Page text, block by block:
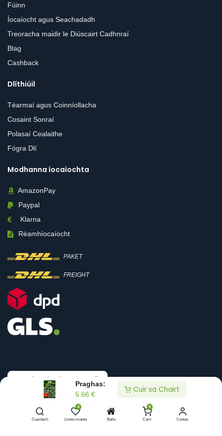
Praghas:
5.66 €
Cuir sa Chairt
Cuardach
0
Liosta mianta Baile
0
Cairt Cuntas
Fúinn
Íocaíocht agus Seachadadh
Treoracha maidir le Diúscairt Cadhnraí
Blag
Cashback
Dlíthiúil
Téarmaí agus Coinníollacha
Cosaint Sonraí
Polasaí Cealaithe
Fógra Dlí
Modhanna íocaíochta
AmazonPay
Paypal
Klarna
Réamhíocaíocht
PAKET
FREIGHT
Tarraing siar ón gconradh
Cóipcheart © Boni-Shop